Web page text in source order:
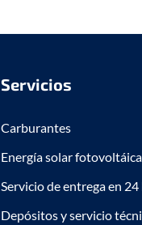
Servicios
Carburantes
Energía solar fotovoltáica
Servicio de entrega en
Depósitos y servicio